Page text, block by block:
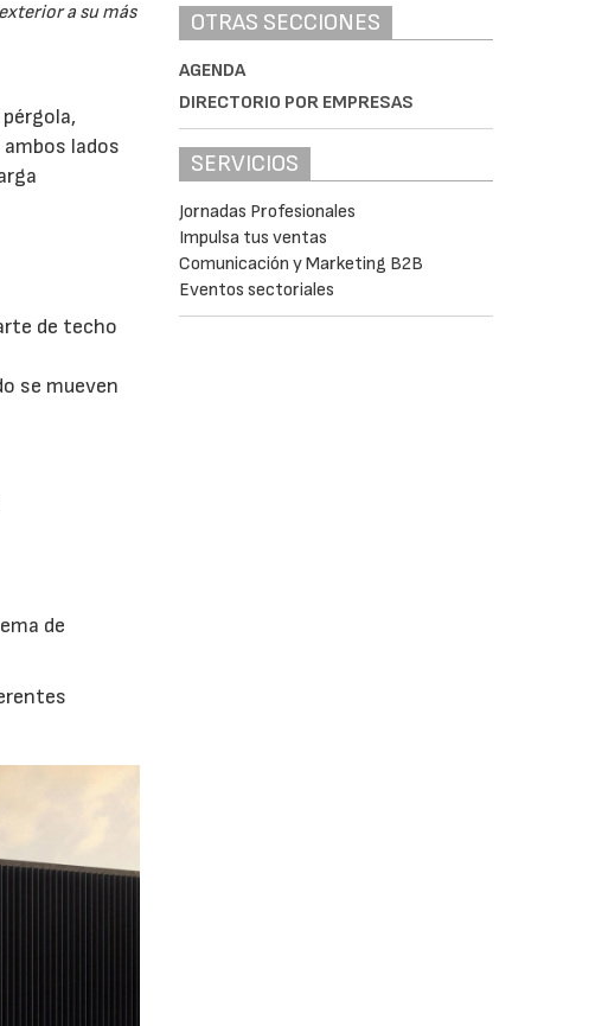
a su más
lados
de techo
se mueven
de
OTRAS SECCIONES
AGENDA
DIRECTORIO POR EMPRESAS
SERVICIOS
Jornadas Profesionales
Impulsa tus ventas
Comunicación y Marketing B2B
Eventos sectoriales